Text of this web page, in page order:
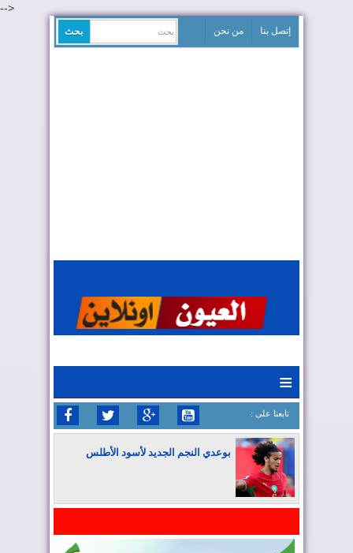
-->
إتصل بنا من نحن
≡
: تابعنا على
بوعدي النجم الجديد لأسود الأطلس